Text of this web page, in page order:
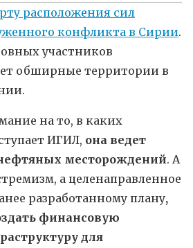
расположения сил
конфликта в Сирии.
участников
обширные территории в
на то, в каких
ИГИЛ, она ведет
месторождений. А
а целенаправленное
разработанному плану,
финансовую
для